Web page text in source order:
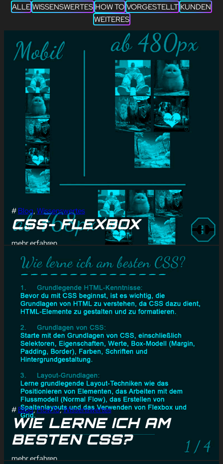
ALLE WISSENSWERTES HOW TO VORGESTELLT KUNDEN
WEITERES
# Blog, Wissenswertes
CSS- FLEXBOX
mehr erfahren
# Blog, HowTo, Wissenswertes
WIE LERNE ICH AM
BESTEN CSS?
mehr erfahren